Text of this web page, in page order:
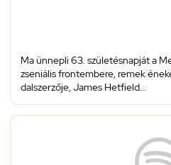
Ma ünnepli 63. születésnapját a
zseniális frontembere, remek
dalszerzője, James Hetfield...